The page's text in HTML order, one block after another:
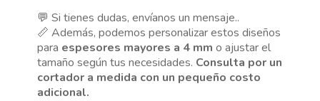
💬 Si tienes dudas, envíanos un mensaje..
📏 Además, podemos personalizar estos diseños
para espesores mayores a 4 mm o ajustar el
tamaño según tus necesidades. Consulta por un
cortador a medida con un pequeño costo
adicional.